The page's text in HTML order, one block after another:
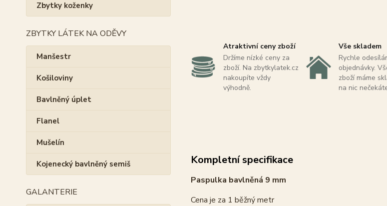
Zbytky koženky
ZBYTKY LÁTEK NA ODĚVY
Manšestr
Košiloviny
Bavlněný úplet
Flanel
Mušelín
Kojenecký bavlněný semiš
GALANTERIE
Atraktivní ceny zboží
Držíme nízké ceny za
zboží. Na zbytkylatek.cz
nakoupíte vždy
výhodně.
Vše skladem
Rychle
objednávky.
zboží máme
na nic
Kompletní specifikace
Paspulka bavlněná 9 mm
Cena je za 1 běžný metr